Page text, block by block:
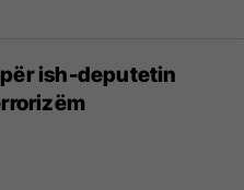
ish-deputetin